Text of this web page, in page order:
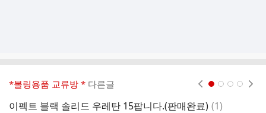
*볼링용품 교류방 * 다른글
이펙트 블랙 솔리드 우레탄 15팝니다.(판매완료) 댓
(1)